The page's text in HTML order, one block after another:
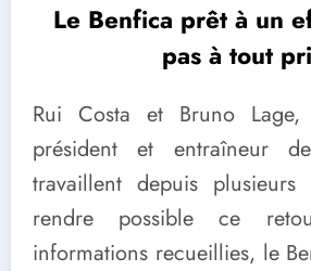
Le Benfica prêt à un
pas à tout
Rui Costa et Bruno Lage,
président et entraîneur
travaillent depuis plusieurs
rendre possible ce
informations recueillies, le